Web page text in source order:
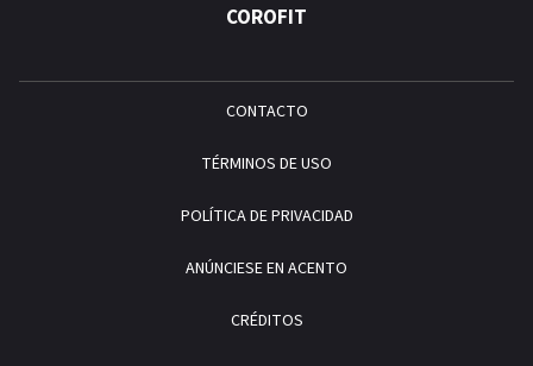
COROFIT
CONTACTO
TÉRMINOS DE USO
POLÍTICA DE PRIVACIDAD
ANÚNCIESE EN ACENTO
CRÉDITOS